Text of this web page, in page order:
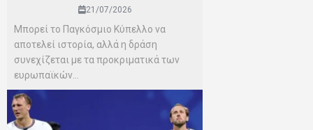
21/07/2026
Μπορεί το Παγκόσμιο Κύπελλο να
αποτελεί ιστορία, αλλά η δράση
συνεχίζεται με τα προκριματικά των
ευρωπαϊκών...